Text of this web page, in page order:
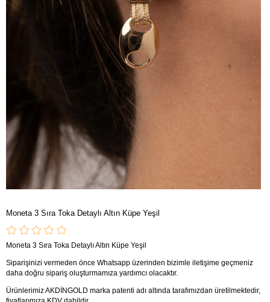
Moneta 3 Sıra Toka Detaylı Altın Küpe Yeşil
Moneta 3 Sıra Toka Detaylı Altın Küpe Yeşil
Siparişinizi vermeden önce Whatsapp üzerinden bizimle iletişime geçmeniz
daha doğru sipariş oluşturmamıza yardımcı olacaktır.
Ürünlerimiz AKDİNGOLD marka patenti adı altında tarafımızdan üretilmektedir,